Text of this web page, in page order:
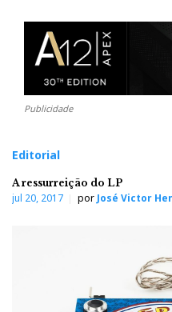
Publicidade
Editorial
A ressurreição do LP
jul 20, 2017 por José Victor